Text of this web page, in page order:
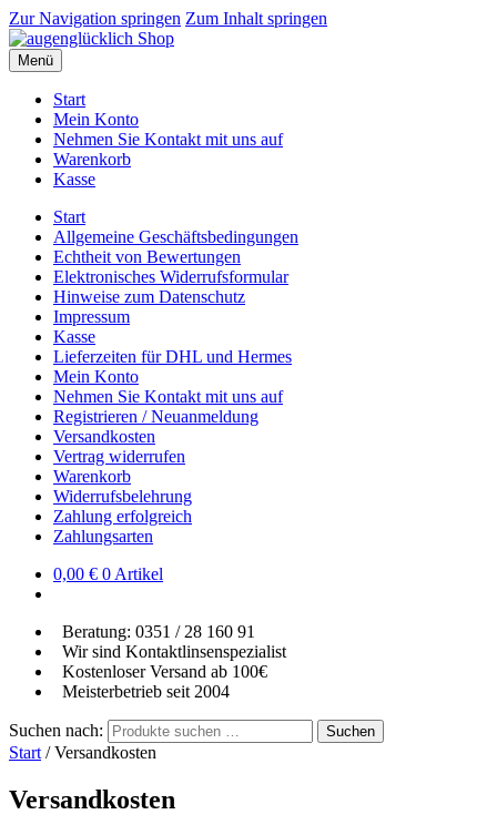
Zur Navigation springen Zum Inhalt springen
Menü
Start
Mein Konto
Nehmen Sie Kontakt mit uns auf
Warenkorb
Kasse
Start
Allgemeine Geschäftsbedingungen
Echtheit von Bewertungen
Elektronisches Widerrufsformular
Hinweise zum Datenschutz
Impressum
Kasse
Lieferzeiten für DHL und Hermes
Mein Konto
Nehmen Sie Kontakt mit uns auf
Registrieren / Neuanmeldung
Versandkosten
Vertrag widerrufen
Warenkorb
Widerrufsbelehrung
Zahlung erfolgreich
Zahlungsarten
0,00 € 0 Artikel
Beratung: 0351 / 28 160 91
Wir sind Kontaktlinsenspezialist
Kostenloser Versand ab 100€
Meisterbetrieb seit 2004
Suchen nach: Suchen
Start /Versandkosten
Versandkosten